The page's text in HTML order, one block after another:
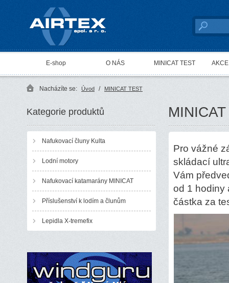
AIRTEX spol. s r. o.
E-shop O NÁS MINICAT TEST
Nacházíte se: Úvod / MINICAT TEST
Kategorie produktů
Nafukovací čluny Kulta
Lodní motory
Nafukovací katamarány MINICAT
Příslušenství k lodím a člunům
Lepidla X-tremefix
Pro vážné
skládací
Vám
od 1 hodiny
částka za